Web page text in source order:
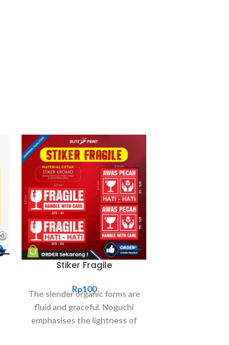
Stiker Fragile
Rp100
The slender organic forms are
fluid and graceful.‎ Noguchi
emphasises the lightness of